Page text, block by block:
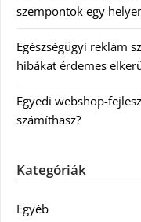
szempontok egy
Egészségügyi reklám
hibákat érdemes
Egyedi webshop-
számíthasz?
Kategóriák
Egyéb